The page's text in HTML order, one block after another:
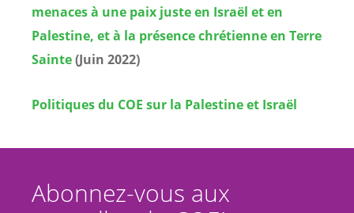
menaces à une paix juste en Israël et en
Palestine, et à la présence chrétienne en Terre
Sainte(Juin 2022)
Politiques du COE sur la Palestine et Israël
Abonnez-vous aux